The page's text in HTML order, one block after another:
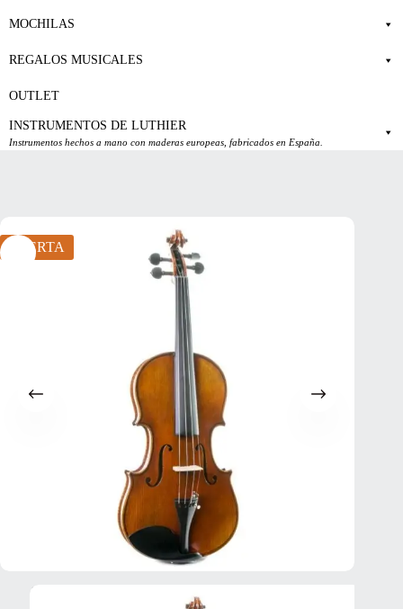
MOCHILAS
REGALOS MUSICALES
OUTLET
INSTRUMENTOS DE LUTHIER
Instrumentos hechos a mano con maderas europeas, fabricados en España.
OFERTA